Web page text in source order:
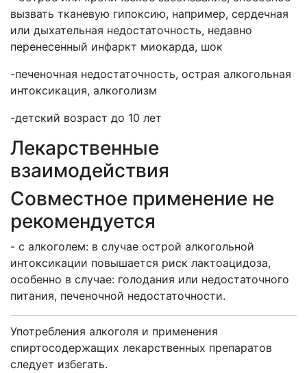
вызвать тканевую гипоксию, например, сердечная
или дыхательная недостаточность, недавно
перенесенный инфаркт миокарда, шок
-печеночная недостаточность, острая алкогольная
интоксикация, алкоголизм
-детский возраст до 10 лет
Лекарственные
взаимодействия
Совместное применение не
рекомендуется
- с алкоголем: в случае острой алкогольной
интоксикации повышается риск лактоацидоза,
особенно в случае: голодания или недостаточного
питания, печеночной недостаточности.
Употребления алкоголя и применения
спиртосодержащих лекарственных препаратов
следует избегать.